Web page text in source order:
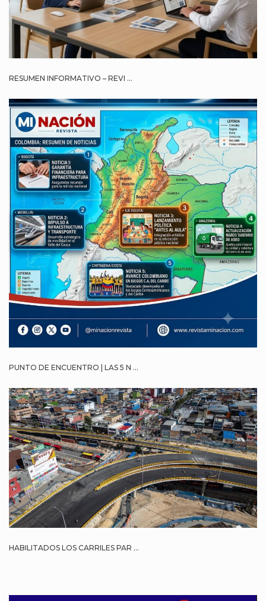
RESUMEN INFORMATIVO – REVI ...
PUNTO DE ENCUENTRO | LAS 5 N ...
HABILITADOS LOS CARRILES PAR ...